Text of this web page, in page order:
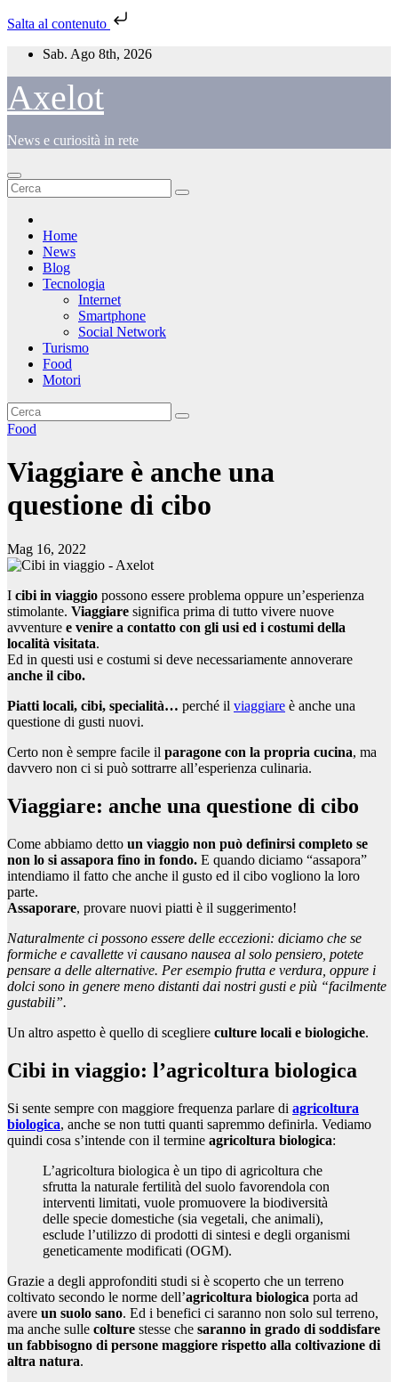
Salta al contenuto
Salta
contenuto
Sab. Ago 8th, 2026
Axelot
News e curiosità in rete
Home
News
Blog
Tecnologia
Internet
Smartphone
Social Network
Turismo
Food
Motori
Food
Viaggiare è anche una
questione di cibo
Mag 16, 2022
I cibi in viaggio possono essere problema oppure un’esperienza
stimolante. Viaggiare significa prima di tutto vivere nuove
avventure e venire a contatto con gli usi ed i costumi della
località visitata.
Ed in questi usi e costumi si deve necessariamente annoverare
anche il cibo.
Piatti locali, cibi, specialità… perché il viaggiare è anche una
questione di gusti nuovi.
Certo non è sempre facile il paragone con la propria cucina, ma
davvero non ci si può sottrarre all’esperienza culinaria.
Viaggiare: anche una questione di cibo
Come abbiamo detto un viaggio non può definirsi completo se
non lo si assapora fino in fondo. E quando diciamo “assapora”
intendiamo il fatto che anche il gusto ed il cibo vogliono la loro
parte.
Assaporare, provare nuovi piatti è il suggerimento!
Naturalmente ci possono essere delle eccezioni: diciamo che se
formiche e cavallette vi causano nausea al solo pensiero, potete
pensare a delle alternative. Per esempio frutta e verdura, oppure i
dolci sono in genere meno distanti dai nostri gusti e più “facilmente
gustabili”.
Un altro aspetto è quello di scegliere culture locali e biologiche.
Cibi in viaggio: l’agricoltura biologica
Si sente sempre con maggiore frequenza parlare di agricoltura
biologica, anche se non tutti quanti sapremmo definirla. Vediamo
quindi cosa s’intende con il termine agricoltura biologica:
L’agricoltura biologica è un tipo di agricoltura che
sfrutta la naturale fertilità del suolo favorendola con
interventi limitati, vuole promuovere la biodiversità
delle specie domestiche (sia vegetali, che animali),
esclude l’utilizzo di prodotti di sintesi e degli organismi
geneticamente modificati (OGM).
Grazie a degli approfonditi studi si è scoperto che un terreno
coltivato secondo le norme dell’agricoltura biologica porta ad
avere un suolo sano. Ed i benefici ci saranno non solo sul terreno,
ma anche sulle colture stesse che saranno in grado di soddisfare
un fabbisogno di persone maggiore rispetto alla coltivazione di
altra natura.